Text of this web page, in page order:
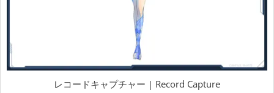
レコードキャプチャー | Record Capture